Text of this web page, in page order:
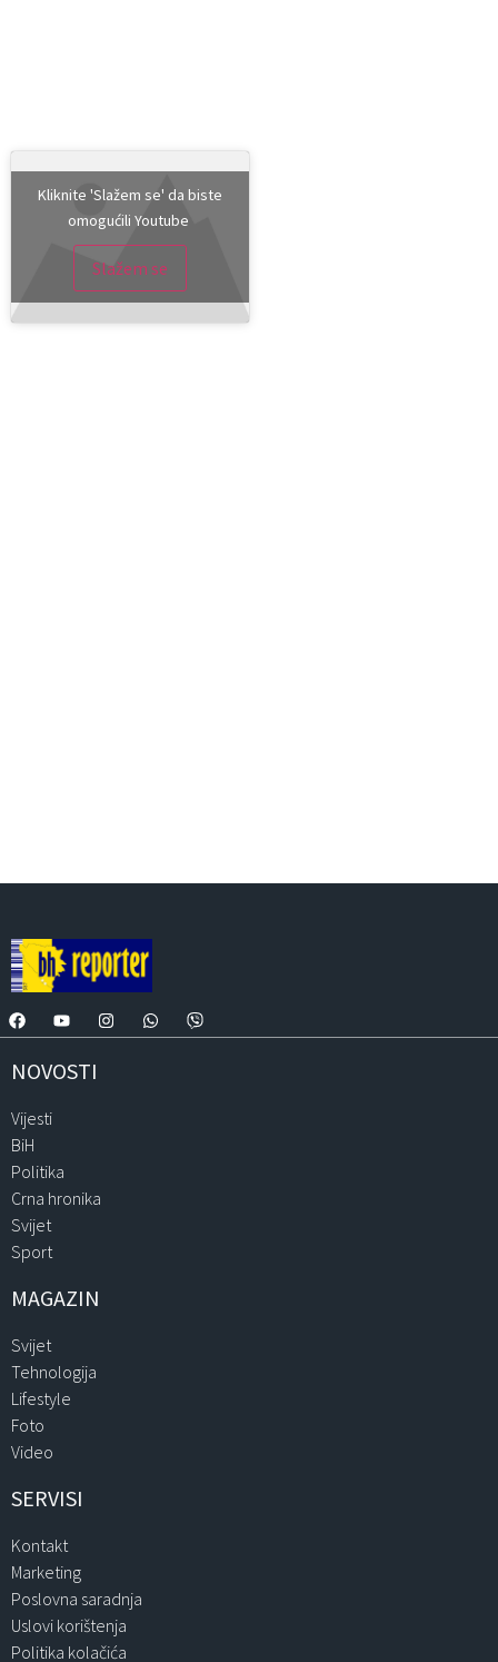
Kliknite 'Slažem se' da biste
omogućili Youtube
Slažem se
NOVOSTI
Vijesti
BiH
Politika
Crna hronika
Svijet
Sport
MAGAZIN
Svijet
Tehnologija
Lifestyle
Foto
Video
SERVISI
Kontakt
Marketing
Poslovna saradnja
Uslovi korištenja
Politika kolačića